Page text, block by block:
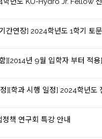
간연장] 2024학년도 1학기 토
][2014년 9월 입학자 부터 적
][학과 시행 일정] 2024학년도
책 연구회 특강 안내